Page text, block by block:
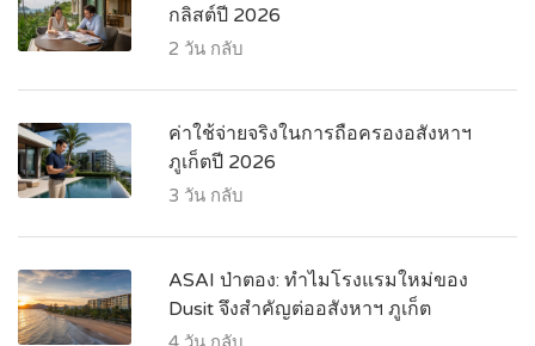
กลิสต์ปี 2026
2 วัน กลับ
ค่าใช้จ่ายจริงในการถือครองอสังหาฯ
ภูเก็ตปี 2026
3 วัน กลับ
ASAI ป่าตอง: ทำไมโรงแรมใหม่ของ
Dusit จึงสำคัญต่ออสังหาฯ ภูเก็ต